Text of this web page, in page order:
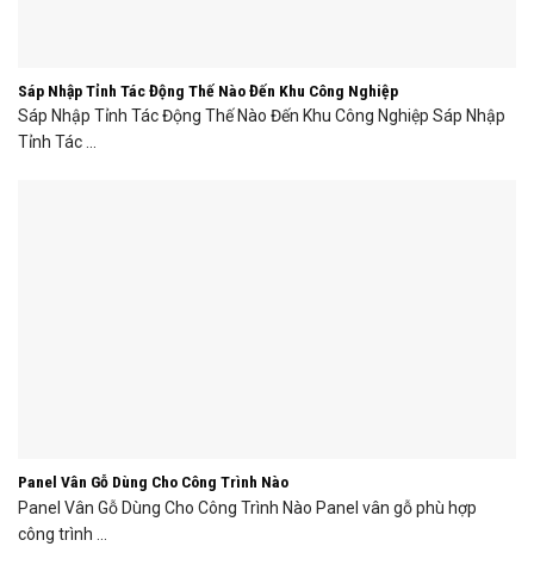
Sáp Nhập Tỉnh Tác Động Thế Nào Đến Khu Công Nghiệp
Sáp Nhập Tỉnh Tác Động Thế Nào Đến Khu Công Nghiệp Sáp Nhập
Tỉnh Tác ...
Panel Vân Gỗ Dùng Cho Công Trình Nào
Panel Vân Gỗ Dùng Cho Công Trình Nào Panel vân gỗ phù hợp
công trình ...